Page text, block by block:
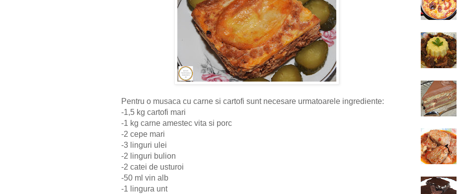
Pentru o musaca cu carne si cartofi sunt necesare urmatoarele ingrediente:
-1,5 kg cartofi mari
-1 kg carne amestec vita si porc
-2 cepe mari
-3 linguri ulei
-2 linguri bulion
-2 catei de usturoi
-50 ml vin alb
-1 lingura unt